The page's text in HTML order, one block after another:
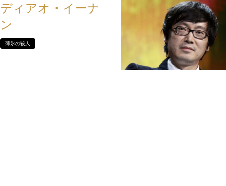
ディアオ・イーナ
ン
薄氷の殺人